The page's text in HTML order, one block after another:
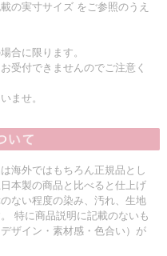
の実寸サイズ をご参照のうえ
合に限ります。
受付できませんのでご注意く
ませ。
海外ではもちろん正規品とし
本製の商品と比べると仕上げ
ない程度の染み、汚れ、生地
特に商品説明に記載のないも
ザイン・素材感・色合い）が